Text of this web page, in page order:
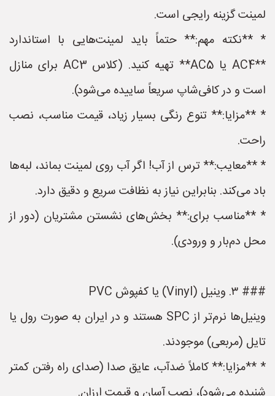
لمینت گزینه رایجی است.
* **نکته مهم:** حتماً باید لمینت‌هایی با استاندارد
**AC4 یا AC5** تهیه کنید. (کلاس AC3 برای منازل
است و در کافی‌شاپ سریعاً ساییده می‌شود).
* **مزایا:** تنوع رنگی بسیار زیاد، قیمت مناسب، نصب
راحت.
* **معایب:** ترس از آب! اگر آب روی لمینت بماند، لبه‌ها
باد می‌کند. بنابراین نیاز به نظافت سریع و دقیق دارد.
* **مناسب برای:** بخش‌های نشستن مشتریان (دور از
محل دم‌بار و ورودی).
### ۳. وینیل (Vinyl) یا کفپوش PVC
وینیل‌ها نرم‌تر از SPC هستند و در ایران به صورت رول یا
تایل (مربعی) موجودند.
* **مزایا:** کاملاً ضدآب، عایق صدا (صدای راه رفتن کمتر